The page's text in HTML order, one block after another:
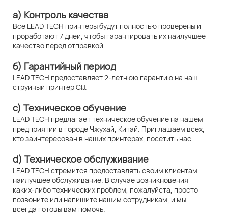
а) Контроль качества
Все LEAD TECH принтеры будут полностью проверены и
проработают 7 дней, чтобы гарантировать их наилучшее
качество перед отправкой.
б) Гарантийный период
LEAD TECH предоставляет 2-летнюю гарантию на наш
струйный принтер CIJ.
c) Техническое обучение
LEAD TECH предлагает техническое обучение на нашем
предприятии в городе Чжухай, Китай. Приглашаем всех,
кто заинтересован в наших принтерах, посетить нас.
d) Техническое обслуживание
LEAD TECH стремится предоставлять своим клиентам
наилучшее обслуживание. В случае возникновения
каких-либо технических проблем, пожалуйста, просто
позвоните или напишите нашим сотрудникам, и мы
всегда готовы вам помочь.